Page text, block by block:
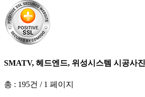
SMATV, 헤드엔드, 위성시스템 시공사진
총 : 195건 /1 페이지